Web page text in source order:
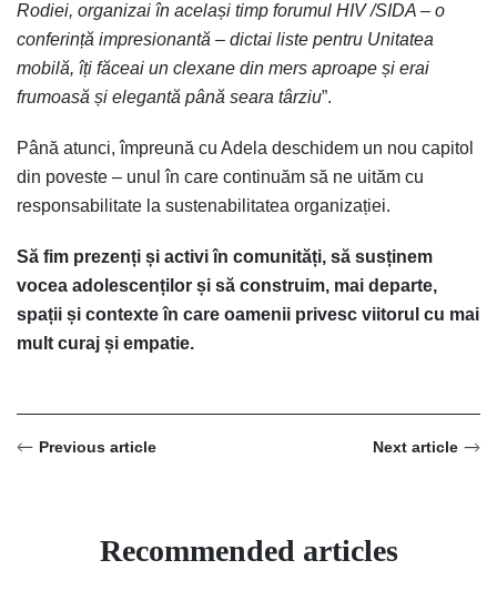
Rodiei, organizai în același timp forumul HIV /SIDA – o
conferință impresionantă – dictai liste pentru Unitatea
mobilă, îți făceai un clexane din mers aproape și erai
frumoasă și elegantă până seara târziu”.
Până atunci, împreună cu Adela deschidem un nou capitol
din poveste – unul în care continuăm să ne uităm cu
responsabilitate la sustenabilitatea organizației.
Să fim prezenți și activi în comunități, să susținem
vocea adolescenților și să construim, mai departe,
spații și contexte în care oamenii privesc viitorul cu mai
mult curaj și empatie.
Previous article Next article
Recommended articles